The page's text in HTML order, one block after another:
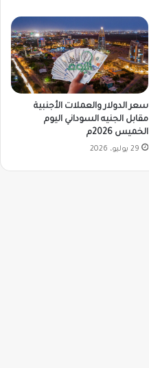
سعر الدولار والعملات الأجنبية
مقابل الجنيه السوداني اليوم
الخميس 2026م
29 يوليو، 2026